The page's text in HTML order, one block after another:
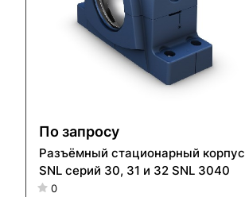
По запросу
Разъёмный стационарный корпус
SNL серий 30, 31 и 32 SNL 3040
0